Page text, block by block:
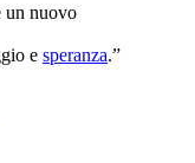
un nuovo
e speranza.”